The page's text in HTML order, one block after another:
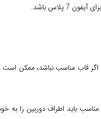
باشد.
به مدل معمولی آیفون 7، در دست گرفتن
بنابراین قاب مناسب باید